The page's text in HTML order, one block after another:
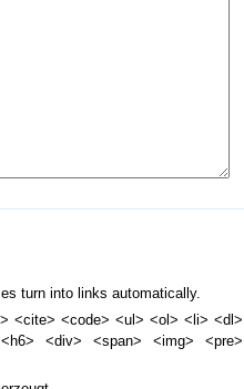
turn into links automatically.
<cite> <code> <ul> <ol> <li> <dl>
<div> <span> <img> <pre>